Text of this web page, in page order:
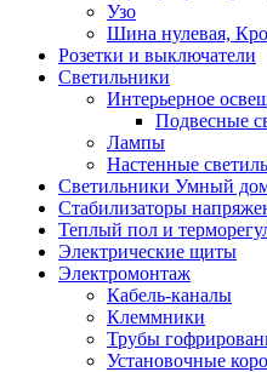
Узо
Шина нулевая,
Розетки и выключатели
Светильники
Интерьерное
Подвесные
Лампы
Настенные
Светильники Умный
Стабилизаторы
Теплый пол и
Электрические щиты
Электромонтаж
Кабель-каналы
Клеммники
Трубы
Установочные